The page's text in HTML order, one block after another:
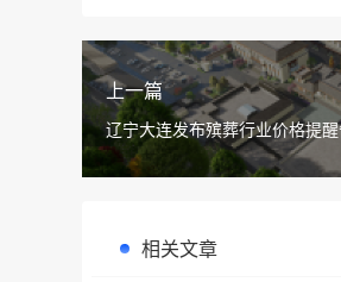
上一篇
辽宁大连发布殡葬行业价格提
相关文章